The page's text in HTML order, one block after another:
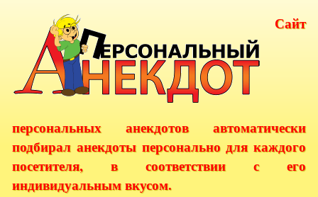
Сайт
персональных анекдотов автоматически
подбирал анекдоты персонально для каждого
посетителя, в соответствии с его
индивидуальным вкусом.